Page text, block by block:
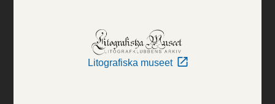
Litografiska museet